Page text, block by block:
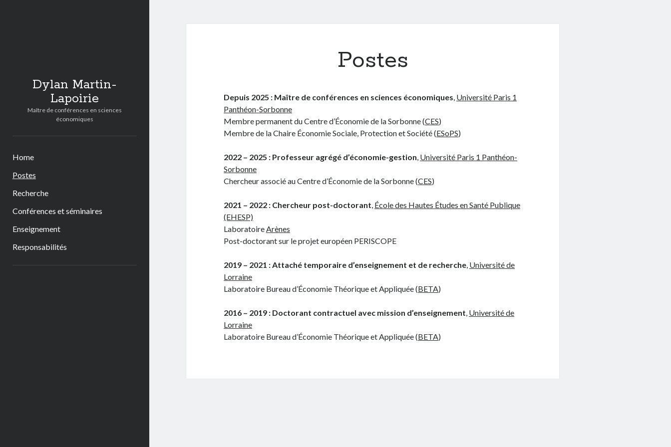
Dylan Martin-
Lapoirie
Maître de conférences en sciences
économiques
Home
Postes
Recherche
Conférences et séminaires
Enseignement
Responsabilités
Postes
Depuis 2025 : Maître de conférences en sciences économiques, Université Paris 1
Panthéon-Sorbonne
Membre permanent du Centre d’Économie de la Sorbonne (CES)
Membre de la Chaire Économie Sociale, Protection et Société (ESoPS)
2022 – 2025 : Professeur agrégé d’économie-gestion, Université Paris 1 Panthéon-
Sorbonne
Chercheur associé au Centre d’Économie de la Sorbonne (CES)
2021 – 2022 : Chercheur post-doctorant, École des Hautes Études en Santé Publique
(EHESP)
LaboratoireArènes
Post-doctorant sur le projet européen PERISCOPE
2019 – 2021 : Attaché temporaire d’enseignement et de recherche, Université de
Lorraine
Laboratoire Bureau d’Économie Théorique et Appliquée (BETA)
2016 – 2019 : Doctorant contractuel avec mission d’enseignement, Université de
Lorraine
Laboratoire Bureau d’Économie Théorique et Appliquée (BETA)